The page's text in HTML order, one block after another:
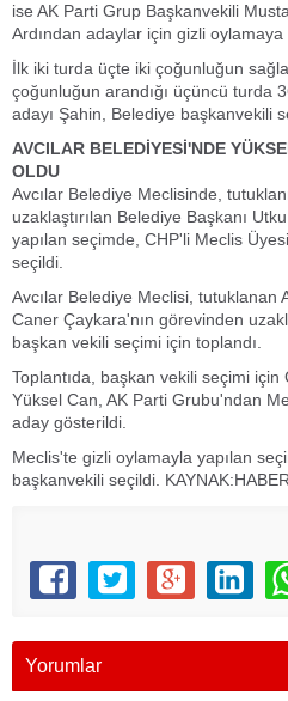
ise AK Parti Grup Başkanvekili
Ardından adaylar için gizli oylamaya
İlk iki turda üçte iki çoğunluğun
çoğunluğun arandığı üçüncü turda
adayı Şahin, Belediye başkanvekili
AVCILAR BELEDİYESİ'NDE
OLDU
Avcılar Belediye Meclisinde,
uzaklaştırılan Belediye Başkanı
yapılan seçimde, CHP'li Meclis
seçildi.
Avcılar Belediye Meclisi, tutuklanan
Caner Çaykara'nın görevinden
başkan vekili seçimi için toplandı.
Toplantıda, başkan vekili seçimi
Yüksel Can, AK Parti Grubu'ndan
aday gösterildi.
Meclis'te gizli oylamayla yapılan
başkanvekili seçildi.
Yorumlar